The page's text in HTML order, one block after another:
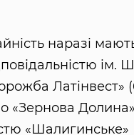
наразі
ім.
Латінвест»
«Зернова
«Шалигинське»